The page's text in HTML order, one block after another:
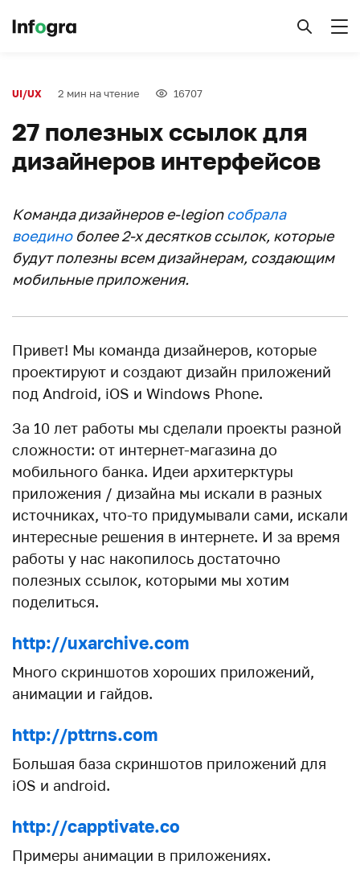
UI/UX 2 мин на чтение 16707
27 полезных ссылок для
дизайнеров интерфейсов
Команда дизайнеров e-legionсобрала
воединоболее 2-х десятков ссылок, которые
будут полезны всем дизайнерам, создающим
мобильные приложения.
Привет! Мы команда дизайнеров, которые
проектируют и создают дизайн приложений
под Android, iOS и Windows Phone.
За 10 лет работы мы сделали проекты разной
сложности: от интернет-магазина до
мобильного банка. Идеи архитерктуры
приложения / дизайна мы искали в разных
источниках, что-то придумывали сами, искали
интересные решения в интернете. И за время
работы у нас накопилось достаточно
полезных ссылок, которыми мы хотим
поделиться.
http://uxarchive.com
Много скриншотов хороших приложений,
анимации и гайдов.
http://pttrns.com
Большая база скриншотов приложений для
iOS и android.
http://capptivate.co
Примеры анимации в приложениях.